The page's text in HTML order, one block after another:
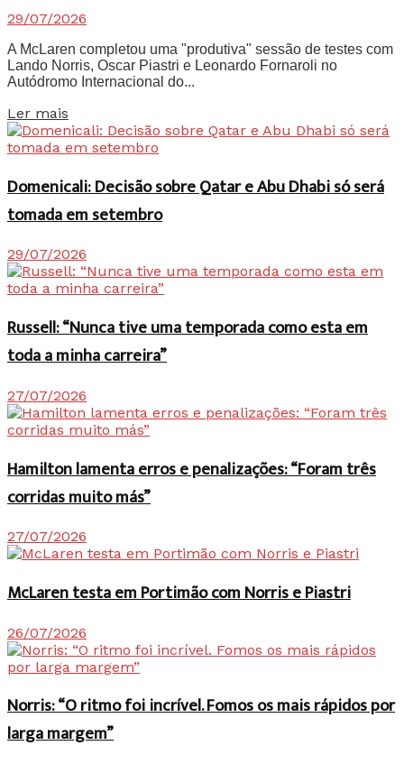
29/07/2026
A McLaren completou uma "produtiva" sessão de testes com
Lando Norris, Oscar Piastri e Leonardo Fornaroli no
Autódromo Internacional do...
Ler mais
Domenicali: Decisão sobre Qatar e Abu Dhabi só será
tomada em setembro
29/07/2026
Russell: “Nunca tive uma temporada como esta em
toda a minha carreira”
27/07/2026
Hamilton lamenta erros e penalizações: “Foram três
corridas muito más”
27/07/2026
McLaren testa em Portimão com Norris e Piastri
26/07/2026
Norris: “O ritmo foi incrível. Fomos os mais rápidos por
larga margem”